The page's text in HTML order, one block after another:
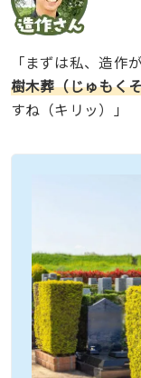
「まずは私、造作
樹木葬（じゅもく
すね（キリッ）」